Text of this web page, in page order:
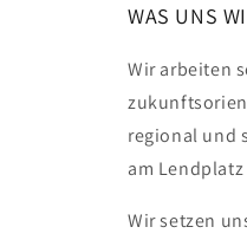
WAS UNS
Wir arbeiten
regional und
am
Wir setzen